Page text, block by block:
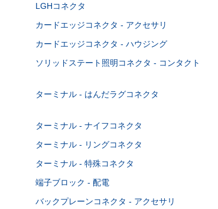
LGHコネクタ
カードエッジコネクタ - アクセサリ
カードエッジコネクタ - ハウジング
ソリッドステート照明コネクタ - コンタクト
ターミナル - はんだラグコネクタ
ターミナル - ナイフコネクタ
ターミナル - リングコネクタ
ターミナル - 特殊コネクタ
端子ブロック - 配電
バックプレーンコネクタ - アクセサリ